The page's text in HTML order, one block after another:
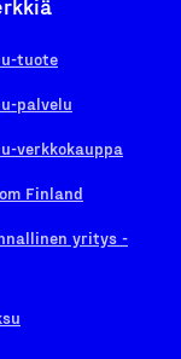
tuote
palvelu
verkkokauppa
Finland
yritys -